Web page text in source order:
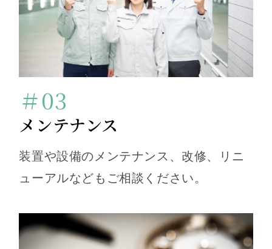
＃03
メンテナンス
装置や設備のメンテナンス、改修、リニ
ューアルなどもご相談ください。